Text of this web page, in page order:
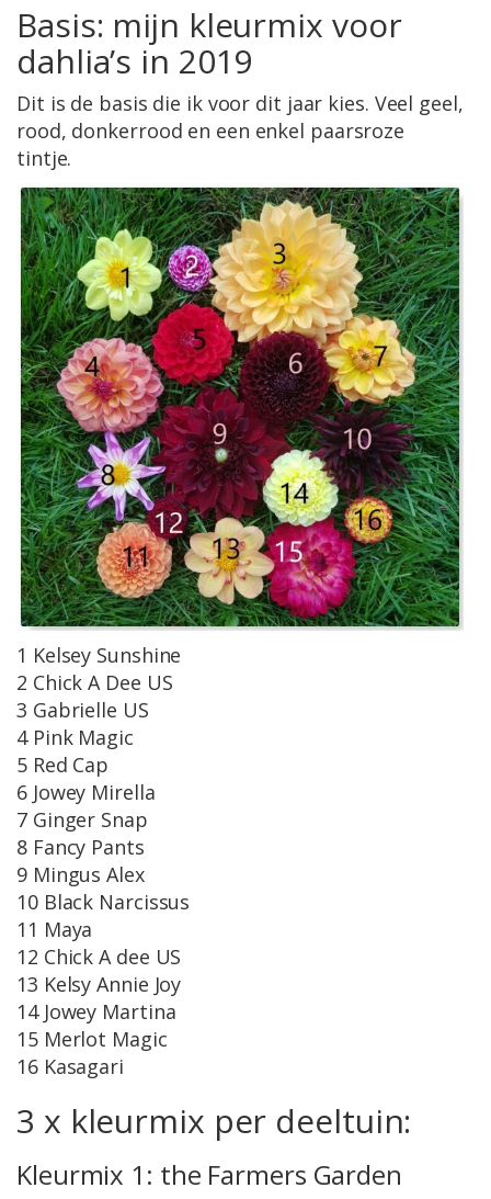
Basis: mijn kleurmix voor
dahlia’s in 2019
Dit is de basis die ik voor dit jaar kies. Veel geel,
rood, donkerrood en een enkel paarsroze
tintje.
1 Kelsey Sunshine
2 Chick A Dee US
3 Gabrielle US
4 Pink Magic
5 Red Cap
6 Jowey Mirella
7 Ginger Snap
8 Fancy Pants
9 Mingus Alex
10 Black Narcissus
11 Maya
12 Chick A dee US
13 Kelsy Annie Joy
14 Jowey Martina
15 Merlot Magic
16 Kasagari
3 x kleurmix per deeltuin:
Kleurmix 1: the Farmers Garden